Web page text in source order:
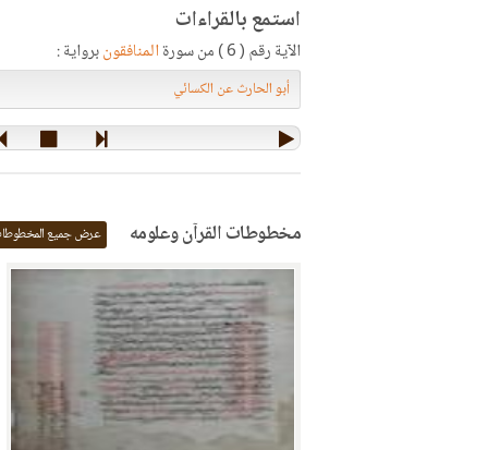
استمع بالقراءات
الآية رقم ( 6 ) من سورة المنافقونبرواية :
مخطوطات القرآن وعلومه عرض جميع